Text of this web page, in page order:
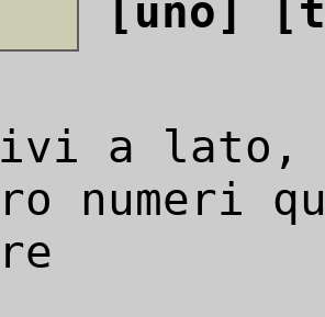
[uno]
a
numeri